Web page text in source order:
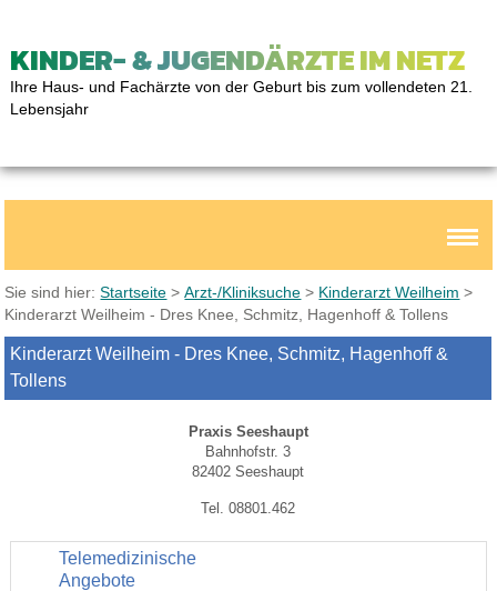
KINDER- & JUGENDÄRZTE IM NETZ
Ihre Haus- und Fachärzte von der Geburt bis zum vollendeten 21.
Lebensjahr
Sie sind hier:Startseite >Arzt-/Kliniksuche > Kinderarzt Weilheim >
Kinderarzt Weilheim - Dres Knee, Schmitz, Hagenhoff & Tollens
Kinderarzt Weilheim - Dres Knee, Schmitz, Hagenhoff &
Tollens
Praxis Seeshaupt
Bahnhofstr. 3
82402 Seeshaupt
Tel. 08801.462
Telemedizinische
Angebote